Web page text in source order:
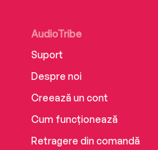
AudioTribe
Suport
Despre noi
Creează un cont
Cum funcționează
Retragere din comandă